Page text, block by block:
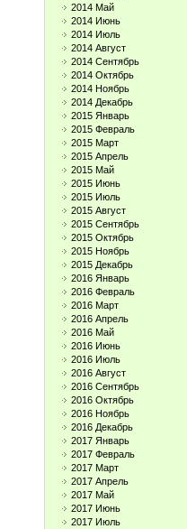
2014 Май
2014 Июнь
2014 Июль
2014 Август
2014 Сентябрь
2014 Октябрь
2014 Ноябрь
2014 Декабрь
2015 Январь
2015 Февраль
2015 Март
2015 Апрель
2015 Май
2015 Июнь
2015 Июль
2015 Август
2015 Сентябрь
2015 Октябрь
2015 Ноябрь
2015 Декабрь
2016 Январь
2016 Февраль
2016 Март
2016 Апрель
2016 Май
2016 Июнь
2016 Июль
2016 Август
2016 Сентябрь
2016 Октябрь
2016 Ноябрь
2016 Декабрь
2017 Январь
2017 Февраль
2017 Март
2017 Апрель
2017 Май
2017 Июнь
2017 Июль